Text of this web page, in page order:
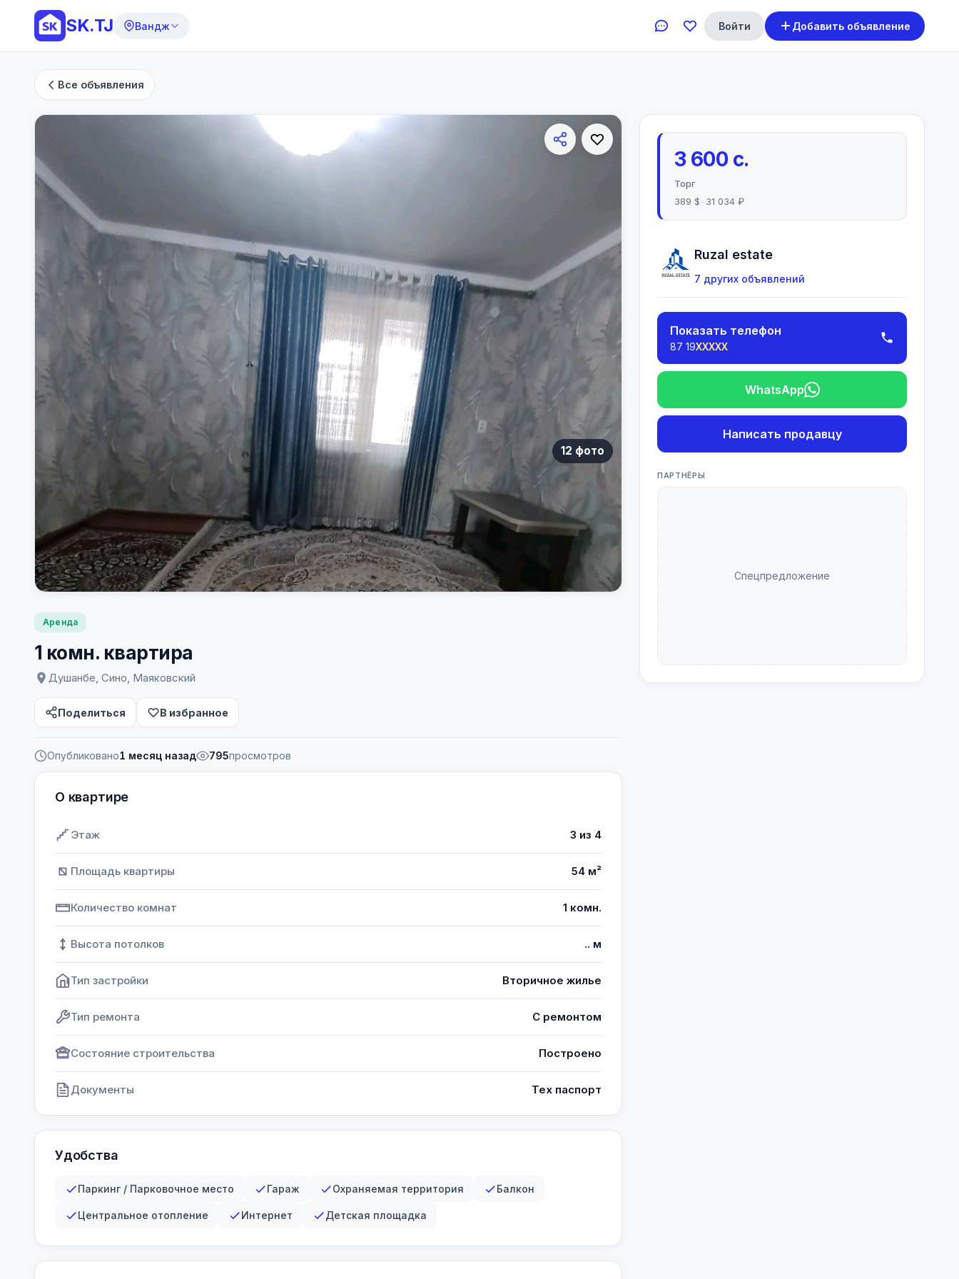
SK.TJ Вандж Войти Добавить объявление
Все объявления
12 фото
Аренда
1 комн. квартира
Душанбе, Сино, Маяковский
Поделиться В избранное
Опубликовано1 месяц назад 795просмотров
О квартире
Этаж 3 из 4
Площадь квартиры 54 м²
Количество комнат 1 комн.
Высота потолков .. м
Тип застройки Вторичное жилье
Тип ремонта С ремонтом
Состояние строительства Построено
Документы Тех паспорт
Удобства
Паркинг / Парковочное место Гараж Охраняемая территория Балкон
Центральное отопление Интернет Детская площадка
3 600 с.
Торг
389 $
31 034 ₽
Ruzal estate
7 других объявлений
Показать телефон
87 19XXXXX
WhatsApp
Написать продавцу
ПАРТНЁРЫ
Спецпредложение